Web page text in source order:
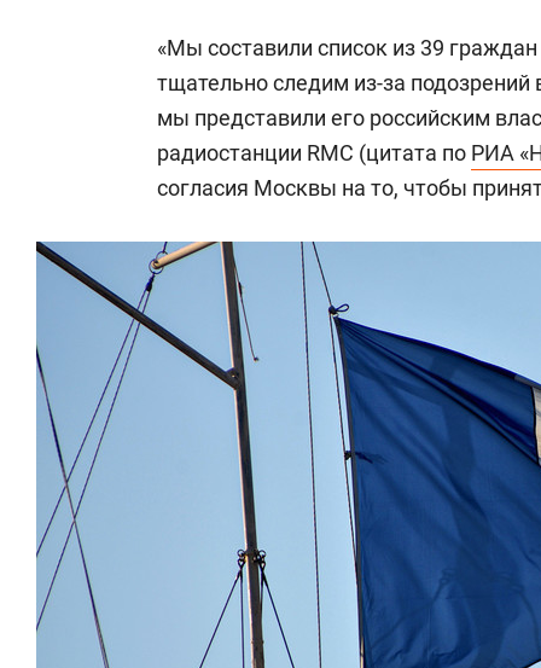
«Мы составили список из 39
тщательно следим из-за
мы представили его российским
радиостанции RMC (цитата по РИА
согласия Москвы на то, чтобы
создают оазис жилого
комфорта под Казанью
ID вместо